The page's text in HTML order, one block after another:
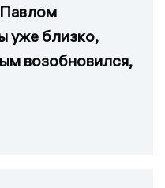
уже близко,
возобновился,